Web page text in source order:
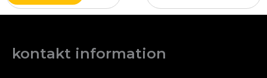
kontakt information